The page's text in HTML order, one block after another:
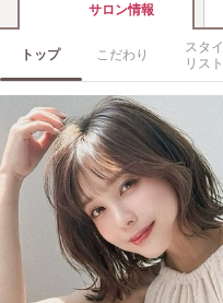
サロン情報
トップ こだわり
スタイ
リスト